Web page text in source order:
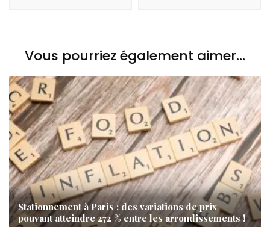
Vous pourriez également aimer...
Stationnement à Paris : des variations de prix
pouvant atteindre 272 % entre les arrondissements !